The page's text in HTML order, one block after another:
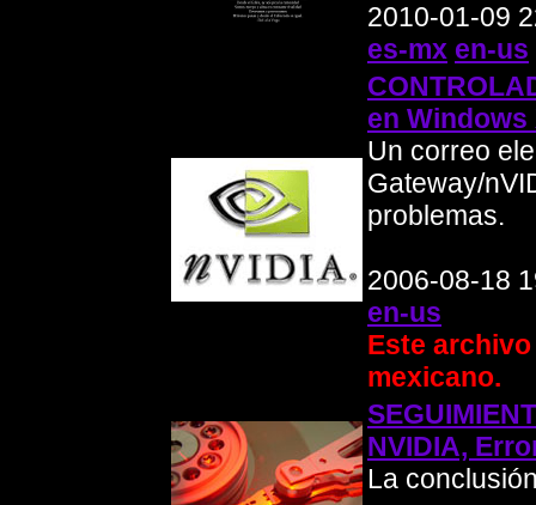
2010-01-09
es-mx en-us
en Windows
Un correo
Gateway/
problemas.
2006-08-18
en-us
Este
mexicano.
NVIDIA,
La